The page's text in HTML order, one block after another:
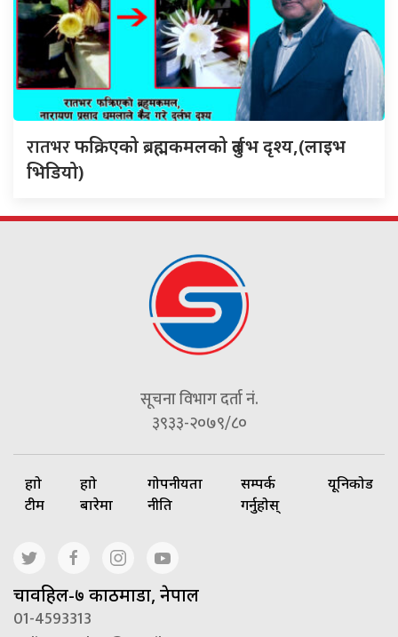
रातभरफक्रिएको ब्रह्मकमलको दुर्लभ दृश्य,(लाइभ
भिडियो)
सूचना विभाग दर्ता नं.
३९३३-२०७९/८०
हाम्रो
टीम
हाम्रो
बारेमा
गोपनीयता
नीति
सम्पर्क
गर्नुहोस्
यूनिकोड
चावहिल-७ काठमाडौं, नेपाल
01-4593313